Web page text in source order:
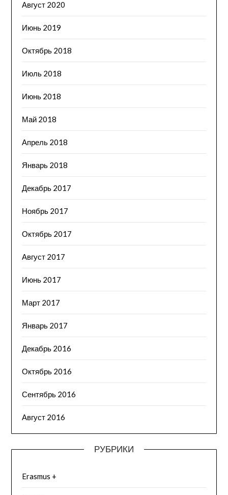
Август 2020
Июнь 2019
Октябрь 2018
Июль 2018
Июнь 2018
Май 2018
Апрель 2018
Январь 2018
Декабрь 2017
Ноябрь 2017
Октябрь 2017
Август 2017
Июнь 2017
Март 2017
Январь 2017
Декабрь 2016
Октябрь 2016
Сентябрь 2016
Август 2016
РУБРИКИ
Erasmus +